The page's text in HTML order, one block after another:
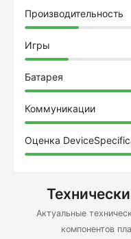
Производительность
Игры
Батарея
Коммуникации
Оценка
Актуальные
компонентов